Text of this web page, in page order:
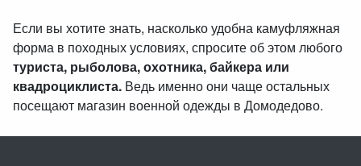
Если вы хотите знать, насколько удобна камуфляжная
форма в походных условиях, спросите об этом любого
туриста, рыболова, охотника, байкера или
квадроциклиста. Ведь именно они чаще остальных
посещают магазин военной одежды в Домодедово.